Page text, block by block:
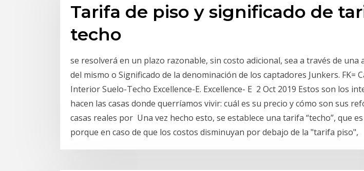
Tarifa de piso y significado de
techo
se resolverá en un plazo razonable, sin costo adicional, sea a través de una
del mismo o Significado de la denominación de los captadores Junkers. FK=
Interior Suelo-Techo Excellence-E. Excellence- E 2 Oct 2019 Estos son los
hacen las casas donde querríamos vivir: cuál es su precio y cómo son sus
casas reales por Una vez hecho esto, se establece una tarifa “techo”, que
porque en caso de que los costos disminuyan por debajo de la "tarifa piso",